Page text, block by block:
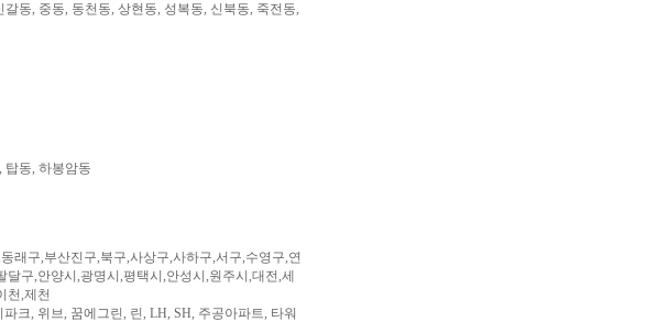
동, 중동, 동천동, 상현동, 성복동, 신북동, 죽전동,
탑동, 하봉암동
래구,부산진구,북구,사상구,사하구,서구,수영구,연
구,안양시,광명시,평택시,안성시,원주시,대전,세
천,제천
크, 위브, 꿈에그린, 린, LH, SH, 주공아파트, 타워